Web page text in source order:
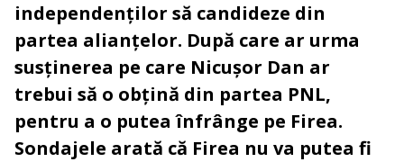
independenților să candideze din
partea alianțelor. După care ar urma
susținerea pe care Nicușor Dan ar
trebui să o obțină din partea PNL,
pentru a o putea înfrânge pe Firea.
Sondajele arată că Firea nu va putea fi